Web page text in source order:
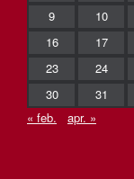
9
10
16
17
23
24
30
31
« feb.
apr. »